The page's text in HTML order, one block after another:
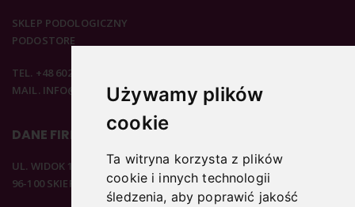
Używamy plików
cookie
Ta witryna korzysta z plików
cookie i innych technologii
śledzenia, aby poprawić jakość
SKLEP PODOLOGICZNY
PODOSTORE
TEL. +48 602 537 894
MAIL. INFO@PODOSTORE.PL
DANE FIRMOWE
UL. WIDOK 15B
96-100 SKIERNIEWICE